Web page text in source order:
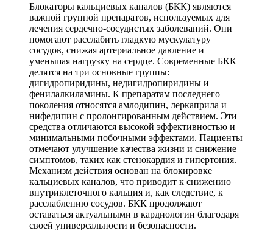
Блокаторы кальциевых каналов (БКК) являются
важной группой препаратов, используемых для
лечения сердечно-сосудистых заболеваний. Они
помогают расслабить гладкую мускулатуру
сосудов, снижая артериальное давление и
уменьшая нагрузку на сердце. Современные БКК
делятся на три основные группы:
дигидропиридины, недигидропиридины и
фенилалкиламины. К препаратам последнего
поколения относятся амлодипин, леркаприла и
нифедипин с пролонгированным действием. Эти
средства отличаются высокой эффективностью и
минимальными побочными эффектами. Пациенты
отмечают улучшение качества жизни и снижение
симптомов, таких как стенокардия и гипертония.
Механизм действия основан на блокировке
кальциевых каналов, что приводит к снижению
внутриклеточного кальция и, как следствие, к
расслаблению сосудов. БКК продолжают
оставаться актуальными в кардиологии благодаря
своей универсальности и безопасности.